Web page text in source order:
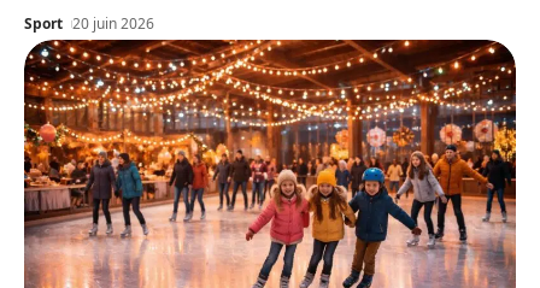
Sport 20 juin 2026